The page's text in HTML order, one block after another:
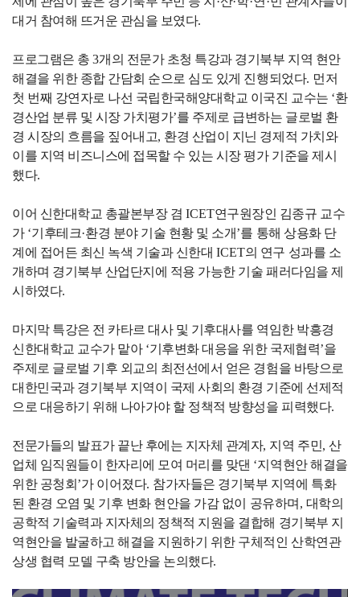
대거 참여해 뜨거운 관심을 보였다.
프로그램은 총3개의 전문가 초청 특강과 경기북부 지역 현안
해결을 위한 종합 간담회 순으로 심도 있게 진행되었다. 먼저
첫 번째 강연자로 나선 국립한국해양대학교 이국진 교수는 ‘환
경산업 분류 및 시장 가치평가’를 주제로 급변하는 글로벌 환
경 시장의 흐름을 짚어내고, 환경 산업이 지닌 경제적 가치와
이를 지역 비즈니스에 접목할 수 있는 시장 평가 기준을 제시
했다.
이어 신한대학교 총괄본부장 겸 ICET연구원장인 김종규 교수
가 ‘기후테크·환경 분야 기술 현황 및 소개’를 통해 상용화 단
계에 접어든 최신 녹색 기술과 신한대 ICET의 연구 성과를 소
개하며 경기북부 산업단지에 적용 가능한 기술 패러다임을 제
시하였다.
마지막 특강은 전 카타르 대사 및 기후대사를 역임한 박흥경
신한대학교 교수가 맡아 ‘기후변화 대응을 위한 국제협력’을
주제로 글로벌 기후 외교의 최전선에서 얻은 경험을 바탕으로
대한민국과 경기북부 지역이 국제 사회의 환경 기준에 선제적
으로 대응하기 위해 나아가야 할 정책적 방향성을 피력했다.
전문가들의 발표가 끝난 후에는 지자체 관계자, 지역 주민,산
업체 임직원들이 한자리에 모여 머리를 맞댄 ‘지역현안 해결을
위한 공청회 ’가 이어졌다. 참가자들은 경기북부 지역에 특화
된 환경 오염 및 기후 변화 현안을 가감 없이 공유하며 , 대학의
공학적 기술력과 지자체의 정책적 지원을 결합해 경기북부 지
역현안을 발굴하고 해결을 지원하기 위한 구체적인 산학연관
상생 협력 모델 구축 방안을 논의했다.